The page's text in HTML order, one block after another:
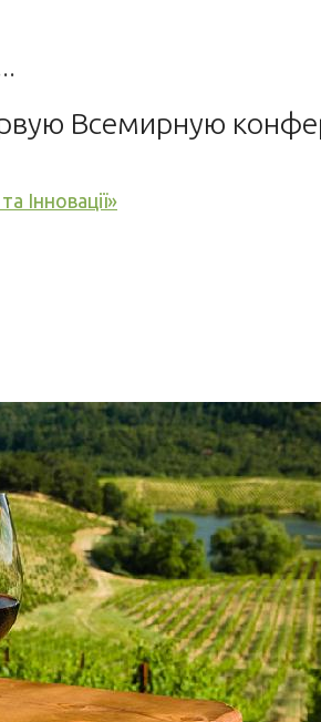
Всемирную
Інновації»